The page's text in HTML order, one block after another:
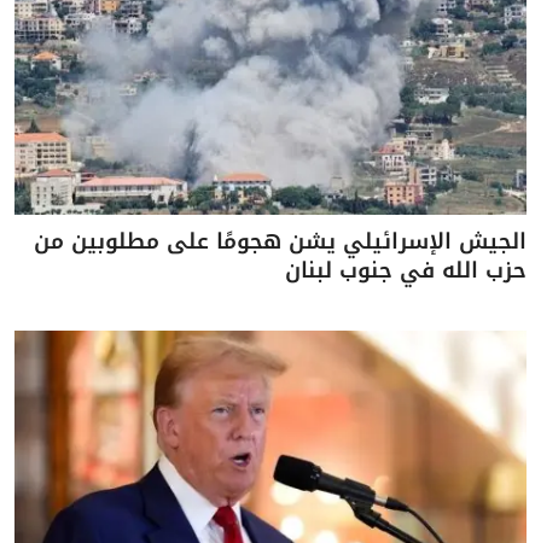
الجيش الإسرائيلي يشن هجومًا على مطلوبين من
حزب الله في جنوب لبنان